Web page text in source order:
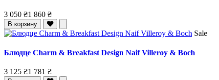
3 050 ₴1 860 ₴
В корзину
Sale
Блюдце Charm & Breakfast Design Naif Villeroy & Boch
3 125 ₴1 781 ₴